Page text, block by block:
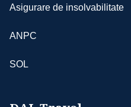
Asigurare de insolvabilitate
ANPC
SOL